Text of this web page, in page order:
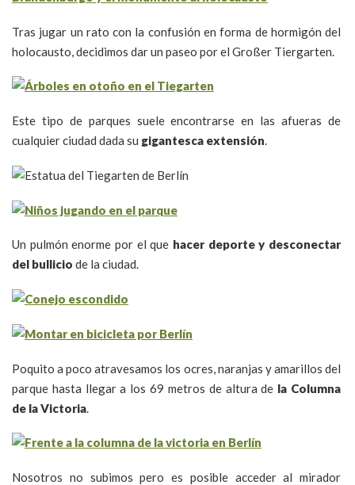
Tras jugar un rato con la confusión en forma de hormigón del
holocausto, decidimos dar un paseo por el Großer Tiergarten.
Este tipo de parques suele encontrarse en las afueras de
cualquier ciudad dada su gigantesca extensión.
Un pulmón enorme por el que hacer deporte y desconectar
del bullicio de la ciudad.
Poquito a poco atravesamos los ocres, naranjas y amarillos del
parque hasta llegar a los 69 metros de altura de la Columna
de la Victoria
Nosotros no subimos pero es posible acceder al mirador